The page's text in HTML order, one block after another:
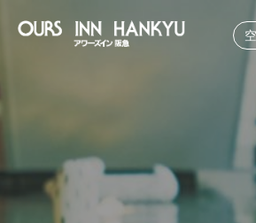
Reserve
從官方網站預訂最划
預定住宿日期